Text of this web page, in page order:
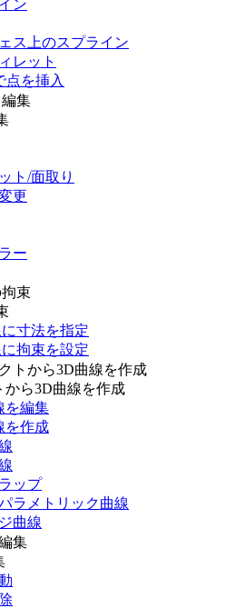
ン
ス上のスプライン
レット
点を挿入
集
ト/面取り
更
ー
束
寸法を指定
拘束を設定
トから3D曲線を作成
から3D曲線を作成
を編集
を作成
ップ
ラメトリック曲線
曲線
集